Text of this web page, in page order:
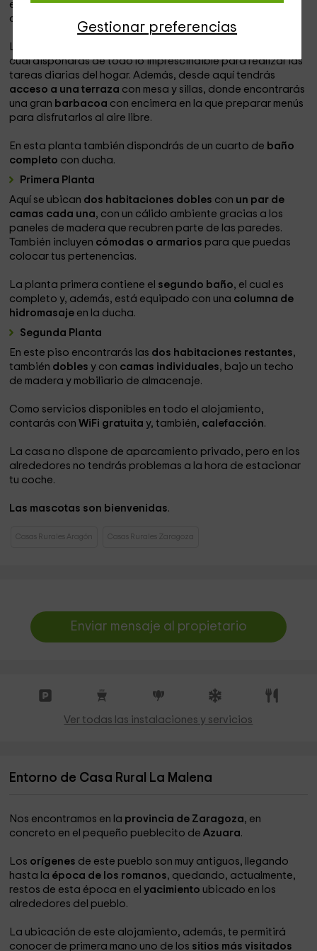
Gestionar preferencias
equipado con unamesacon varias sillas a juego, donde
compartir la hora de la comida con tus acompañantes.
La
cual dispondrás de todo lo imprescindible para realizar las
tareas diarias del hogar. Además, desde aquí tendrás
acceso a una terraza con mesa y sillas, donde encontrarás
una gran barbacoa con encimera en la que preparar menús
para disfrutarlos al aire libre.
En esta planta también dispondrás de un cuarto de baño
completo con ducha.
Primera Planta
Aquí se ubican dos habitaciones dobles con un par de
camas cada una, con un cálido ambiente gracias a los
paneles de madera que recubren parte de las paredes.
También incluyen cómodas o armarios para que puedas
colocar tus pertenencias.
La planta primera contiene el segundo baño, el cual es
completo y, además, está equipado con una columna de
hidromasaje en la ducha.
Segunda Planta
En este piso encontrarás las dos habitaciones restantes,
también doblesy con camas individuales, bajo un techo
de madera y mobiliario de almacenaje.
Como servicios disponibles en todo el alojamiento,
contarás conWiFi gratuita y, también, calefacción.
La casa no dispone de aparcamiento privado, pero en los
alrededores no tendrás problemas a la hora de estacionar
tu coche.
Las mascotas son bienvenidas.
Casas Rurales Aragón Casas Rurales Zaragoza
Enviar mensaje al propietario
Ver todas las instalaciones y servicios
Entorno de Casa Rural La Malena
Nos encontramos en la provincia de Zaragoza, en
concreto en el pequeño pueblecito deAzuara.
Los orígenes de este pueblo son muy antiguos, llegando
hasta la época de los romanos, quedando, actualmente,
restos de esta época en elyacimiento ubicado en los
alrededores del pueblo.
La ubicación de este alojamiento, además, te permitirá
conocer de primera mano uno de los sitios más visitados